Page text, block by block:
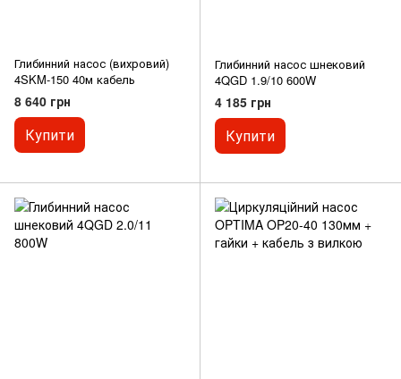
Глибинний насос (вихровий)
4SKM-150 40м кабель
8 640 грн
Купити
Глибинний насос шнековий
4QGD 1.9/10 600W
4 185 грн
Купити